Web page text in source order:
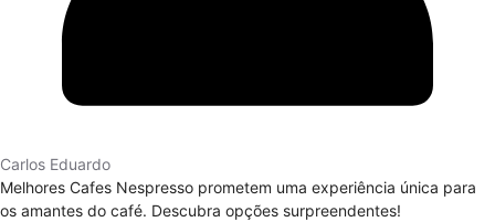
Carlos Eduardo
Melhores Cafes Nespresso prometem uma experiência única para
os amantes do café. Descubra opções surpreendentes!